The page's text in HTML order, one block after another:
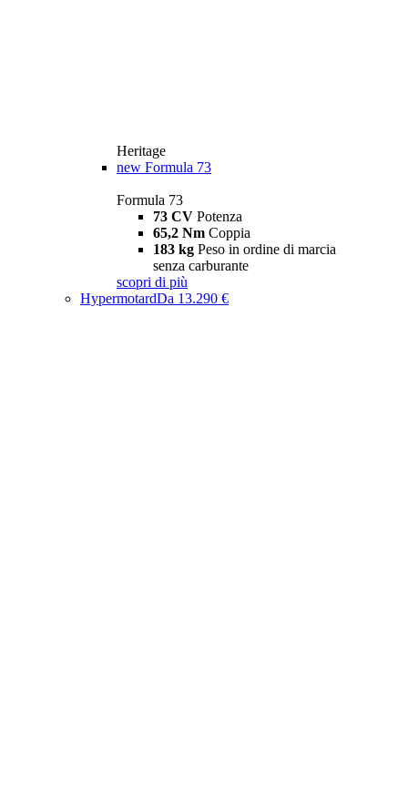
Heritage
new Formula 73
Formula 73
73 CV Potenza
65,2 Nm Coppia
183 kg Peso in ordine di marcia
senza carburante
scopri di più
HypermotardDa 13.290 €